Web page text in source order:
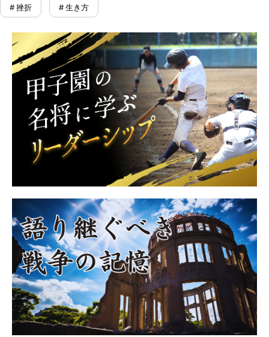
# 挫折 # 生き方